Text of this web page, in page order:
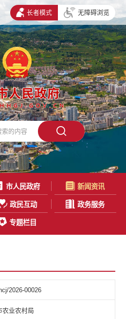
长者模式 无障碍浏览
市人民政府 新闻资讯
政民互动 政务服务
专题栏目
2026-00026
农业农村局